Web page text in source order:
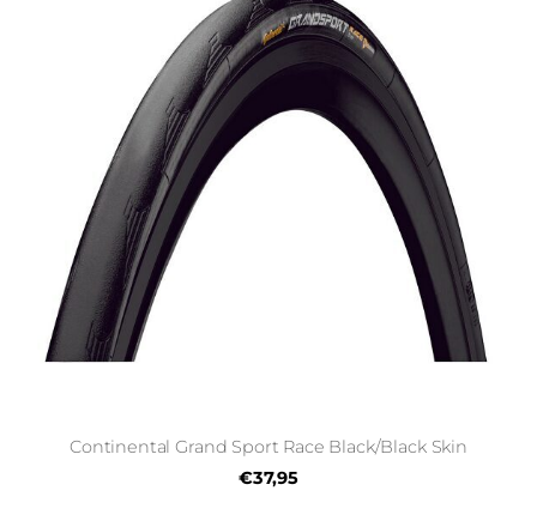
Continental Grand Sport Race Black/Black Skin
€37,95